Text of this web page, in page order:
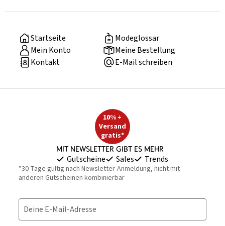
Startseite
Modeglossar
Mein Konto
Meine Bestellung
Kontakt
E-Mail schreiben
10% +
Versand
gratis*
Mit Newsletter gibt es mehr
Gutscheine Sales Trends
*30 Tage gültig nach Newsletter-Anmeldung, nicht mit
anderen Gutscheinen kombinierbar
Deine E-Mail-Adresse